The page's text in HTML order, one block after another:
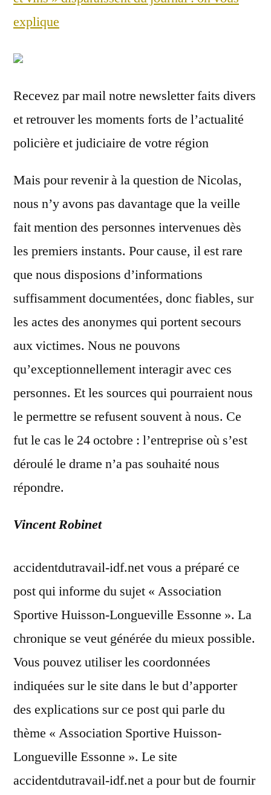
explique
Recevez par mail notre newsletter faits divers
et retrouver les moments forts de l’actualité
policière et judiciaire de votre région
Mais pour revenir à la question de Nicolas,
nous n’y avons pas davantage que la veille
fait mention des personnes intervenues dès
les premiers instants. Pour cause, il est rare
que nous disposions d’informations
suffisamment documentées, donc fiables, sur
les actes des anonymes qui portent secours
aux victimes. Nous ne pouvons
qu’exceptionnellement interagir avec ces
personnes. Et les sources qui pourraient nous
le permettre se refusent souvent à nous. Ce
fut le cas le 24 octobre : l’entreprise où s’est
déroulé le drame n’a pas souhaité nous
répondre.
Vincent Robinet
accidentdutravail-idf.net vous a préparé ce
post qui informe du sujet « Association
Sportive Huisson-Longueville Essonne ». La
chronique se veut générée du mieux possible.
Vous pouvez utiliser les coordonnées
indiquées sur le site dans le but d’apporter
des explications sur ce post qui parle du
thème « Association Sportive Huisson-
Longueville Essonne ». Le site
accidentdutravail-idf.net a pour but de fournir